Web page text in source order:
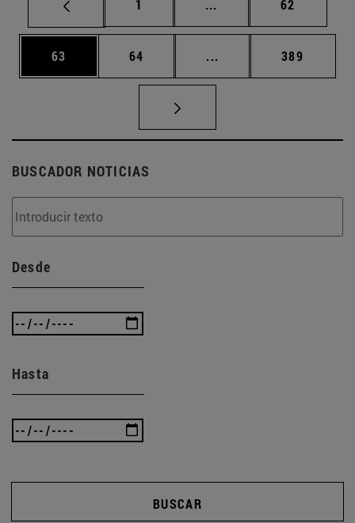
Página
1 ... Páginas intermedias
Página
62
Página
63 Página
64 ... Páginas intermedias
Página
389
BUSCADOR NOTICIAS
Desde
Hasta
BUSCAR